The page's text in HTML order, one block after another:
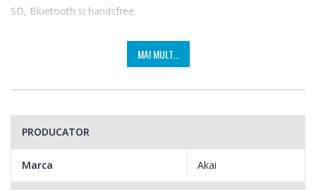
SD, Bluetooth si handsfree
MAI MULT...
PRODUCATOR
Marca Akai